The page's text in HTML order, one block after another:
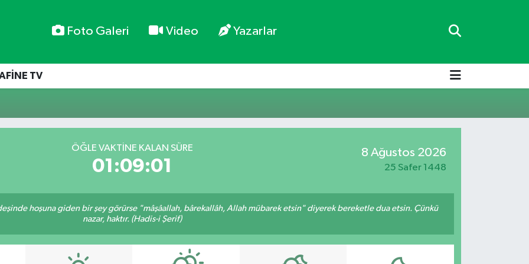
Foto Galeri Video Yazarlar
TV
ÖĞLE VAKTİNE KALAN SÜRE
01:09:01
8 Ağustos 2026
25 Safer 1448
hoşuna giden bir şey görürse "mâşâallah, bârekallâh, Allah mübarek etsin" diyerek bereketle dua etsin. Çünkü
nazar, haktır. (Hadis-i Şerif)